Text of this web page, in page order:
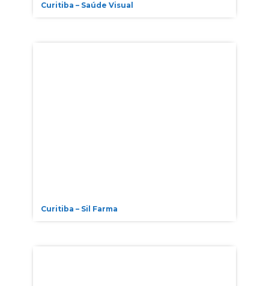
Curitiba – Saúde Visual
Curitiba – Sil Farma